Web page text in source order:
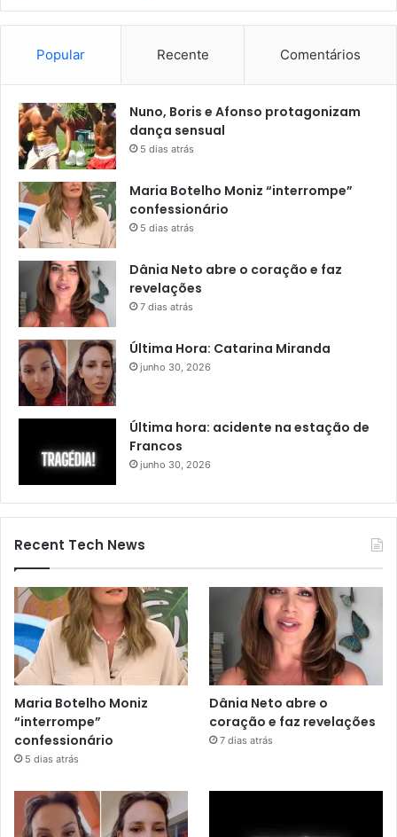
Popular Recente Comentários
Nuno, Boris e Afonso protagonizam
dança sensual
5 dias atrás
Maria Botelho Moniz “interrompe”
confessionário
5 dias atrás
Dânia Neto abre o coração e faz
revelações
7 dias atrás
Última Hora: Catarina Miranda
junho 30, 2026
Última hora: acidente na estação de
Francos
junho 30, 2026
Recent Tech News
Maria Botelho Moniz
“interrompe”
confessionário
5 dias atrás
Dânia Neto abre o
coração e faz revelações
7 dias atrás